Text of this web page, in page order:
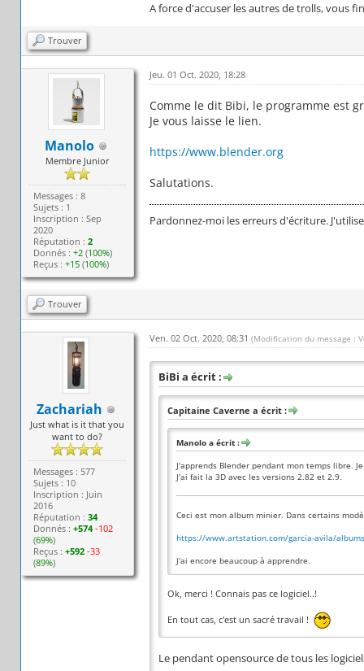
A force d'accuser les autres de trolls, vous
Trouver
Manolo
Membre Junior
Messages : 8
Sujets : 1
Inscription : Sep
2020
Réputation :2
Donnés :+2 (100%)
Reçus :+15 (100%)
Jeu. 01 Oct. 2020, 18:28
Comme le dit Bibi, le programme est
Je vous laisse le lien.
https://www.blender.org
Salutations.
Pardonnez-moi les erreurs d'écriture.
Trouver
Zachariah
Just what is it that you
want to do?
Messages : 577
Sujets : 10
Inscription : Juin
2016
Réputation :34
Donnés :+574 -102
(69%)
Reçus :+592 -33
(89%)
Ven. 02 Oct. 2020, 08:31 (Modification du message :
BiBi a écrit :
Capitaine Caverne a écrit :
Manolo a écrit :
J'apprends Blender pendant mon temps libre.
J'ai fait la 3D avec les versions 2.82 et 2.9.
Ceci est mon album minier. Dans certains
https://www.artstation.com/garcia-avila/
J'ai encore beaucoup à apprendre.
Ok, merci ! Connais pas ce logiciel..!
En tout cas, c'est un sacré travail !
Le pendant opensource de tous les